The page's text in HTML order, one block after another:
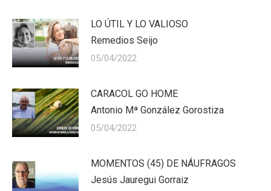
LO ÚTIL Y LO VALIOSO
Remedios Seijo
05/04/2022
CARACOL GO HOME
Antonio Mª González Gorostiza
05/04/2022
MOMENTOS (45) DE NÁUFRAGOS
Jesús Jauregui Gorraiz